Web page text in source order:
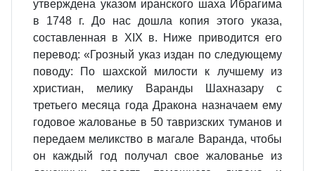
утверждена указом иранского шаха Ибрагима
в 1748 г. До нас дошла копия этого указа,
составленная в XIX в. Ниже приводится его
перевод: «Грозный указ издан по следующему
поводу: По шахской милости к лучшему из
христиан, мелику Варанды Шахназару с
третьего месяца года Дракона назначаем ему
годовое жалованье в 50 тавризских туманов и
передаем меликство в магале Варанда, чтобы
он каждый год получал свое жалованье из